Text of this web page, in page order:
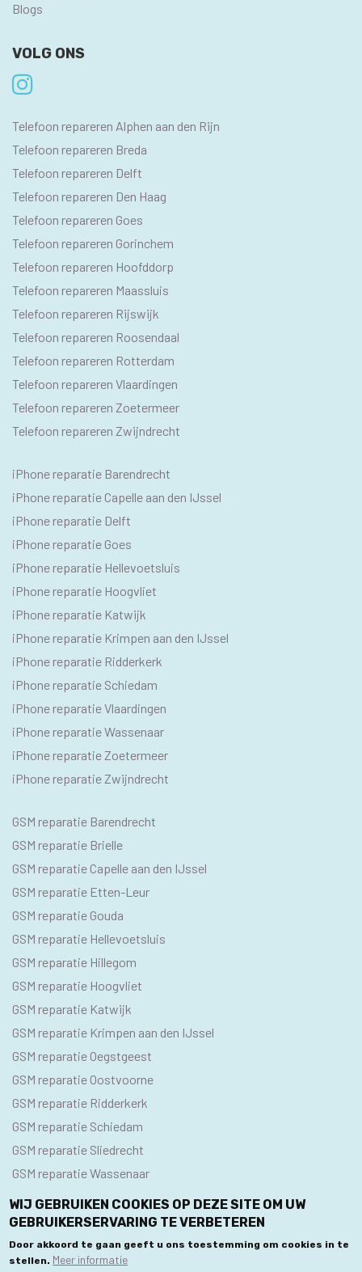
Blogs
VOLG ONS
SEO
PAGINA'S
Telefoon repareren Alphen aan den Rijn
Telefoon repareren Breda
Telefoon repareren Delft
Telefoon repareren Den Haag
Telefoon repareren Goes
Telefoon repareren Gorinchem
Telefoon repareren Hoofddorp
Telefoon repareren Maassluis
Telefoon repareren Rijswijk
Telefoon repareren Roosendaal
Telefoon repareren Rotterdam
Telefoon repareren Vlaardingen
Telefoon repareren Zoetermeer
Telefoon repareren Zwijndrecht
IPHONE
SEO
TEKSTEN
iPhone reparatie Barendrecht
iPhone reparatie Capelle aan den IJssel
iPhone reparatie Delft
iPhone reparatie Goes
iPhone reparatie Hellevoetsluis
iPhone reparatie Hoogvliet
iPhone reparatie Katwijk
iPhone reparatie Krimpen aan den IJssel
iPhone reparatie Ridderkerk
iPhone reparatie Schiedam
iPhone reparatie Vlaardingen
iPhone reparatie Wassenaar
iPhone reparatie Zoetermeer
iPhone reparatie Zwijndrecht
SEO
GSM
GSM reparatie Barendrecht
GSM reparatie Brielle
GSM reparatie Capelle aan den IJssel
GSM reparatie Etten-Leur
GSM reparatie Gouda
GSM reparatie Hellevoetsluis
GSM reparatie Hillegom
GSM reparatie Hoogvliet
GSM reparatie Katwijk
GSM reparatie Krimpen aan den IJssel
GSM reparatie Oegstgeest
GSM reparatie Oostvoorne
GSM reparatie Ridderkerk
GSM reparatie Schiedam
GSM reparatie Sliedrecht
GSM reparatie Wassenaar
© 2020 GSM Reparatie Centra. Alle rechten voorbehouden.
Privacybeleid
WIJ GEBRUIKEN COOKIES OP DEZE SITE OM UW
GEBRUIKERSERVARING TE VERBETEREN
Door akkoord te gaan geeft u ons toestemming om cookies in te
stellen. Meer informatie